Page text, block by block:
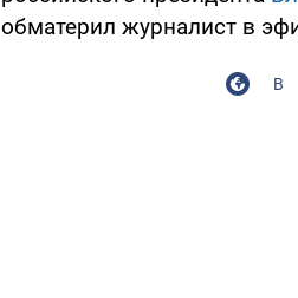
обматерил журналист в